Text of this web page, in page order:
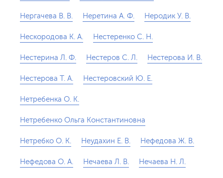
Нергачева В. В. Неретина А. Ф. Неродик У. В.
Нескородова К. А. Нестеренко С. Н.
Нестерина Л. Ф. Нестеров C. Л. Нестерова И. В.
Нестерова Т. А. Нестеровский Ю. Е.
Нетребенка О. К.
Нетребенко Ольга Константиновна
Нетребко О. К. Неудахин Е. В. Нефедова Ж. В.
Нефедова О. А. Нечаева Л. В. Нечаева Н. Л.